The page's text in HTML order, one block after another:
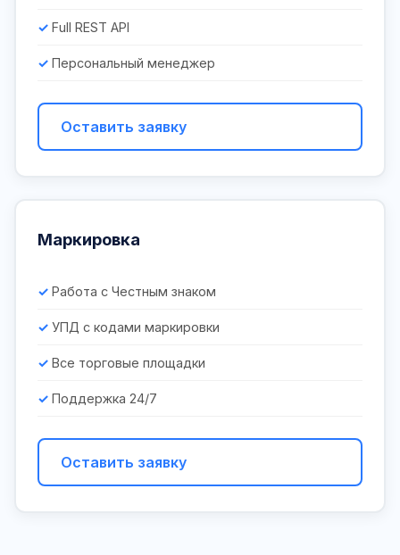
Full REST API
Персональный менеджер
Оставить заявку
Маркировка
Работа с Честным знаком
УПД с кодами маркировки
Все торговые площадки
Поддержка 24/7
Оставить заявку